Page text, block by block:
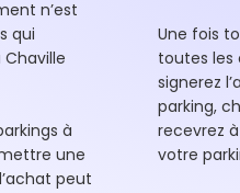
n’est
qui
à
une
peut
Une fois
toutes les
signerez
parking,
recevrez
votre